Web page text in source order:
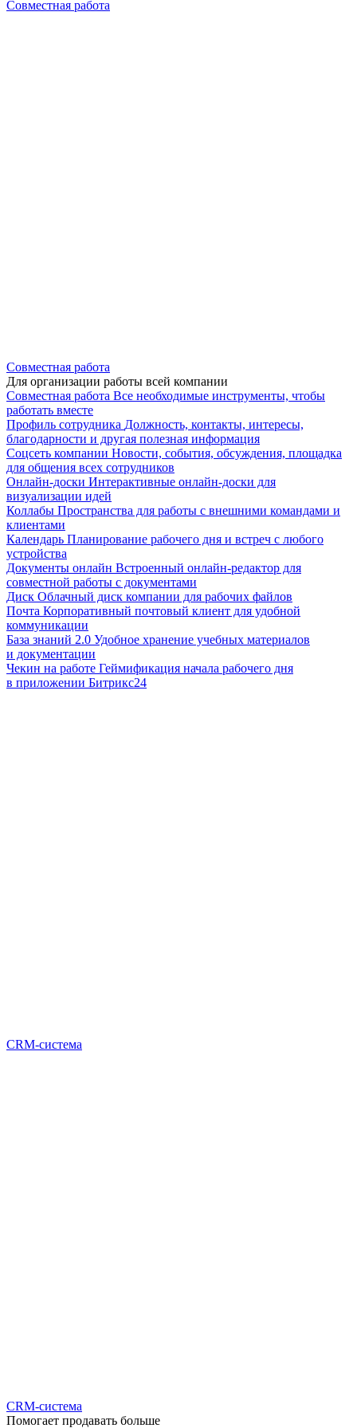
Совместная работа
Совместная работа
Для организации работы всей компании
Совместная работа Все необходимые инструменты, чтобы
работать вместе
Профиль сотрудника Должность, контакты, интересы,
благодарности и другая полезная информация
Соцсеть компании Новости, события, обсуждения, площадка
для общения всех сотрудников
Онлайн-доски Интерактивные онлайн-доски для
визуализации идей
Коллабы Пространства для работы с внешними командами и
клиентами
Календарь Планирование рабочего дня и встреч с любого
устройства
Документы онлайн Встроенный онлайн-редактор для
совместной работы с документами
Диск Облачный диск компании для рабочих файлов
Почта Корпоративный почтовый клиент для удобной
коммуникации
База знаний 2.0 Удобное хранение учебных материалов
и документации
Чекин на работе Геймификация начала рабочего дня
в приложении Битрикс24
CRM-система
CRM-система
Помогает продавать больше